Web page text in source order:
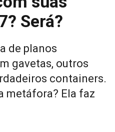
Será?
de planos
gavetas, outros
containers.
metáfora? Ela faz